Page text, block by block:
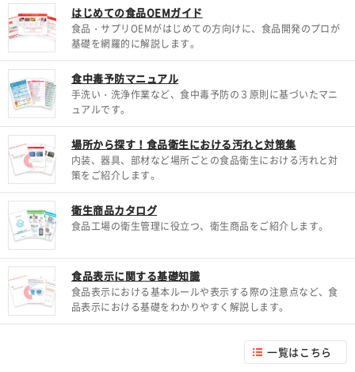
はじめての食品OEMガイド
食品・サプリOEMがはじめての方向けに、食品開発のプロが
基礎を網羅的に解説します。
食中毒予防マニュアル
手洗い・洗浄作業など、食中毒予防の３原則に基づいたマニ
ュアルです。
場所から探す！食品衛生における汚れと対策集
内装、器具、部材など場所ごとの食品衛生における汚れと対
策をご紹介します。
衛生商品カタログ
食品工場の衛生管理に役立つ、衛生商品をご紹介します。
食品表示に関する基礎知識
食品表示における基本ルールや表示する際の注意点など、食
品表示における基礎をわかりやすく解説します。
一覧はこちら